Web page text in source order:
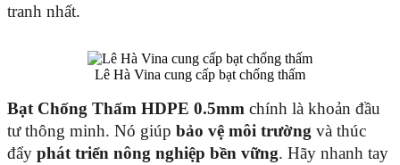
tranh nhất.
Lê Hà Vina cung cấp bạt chống thấm
Bạt Chống Thấm HDPE 0.5mm chính là khoản đầu
tư thông minh. Nó giúp bảo vệ môi trường và thúc
đẩy phát triển nông nghiệp bền vững. Hãy nhanh tay